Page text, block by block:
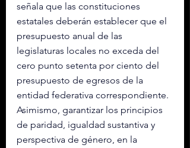
señala que las constituciones
estatales deberán establecer que el
presupuesto anual de las
legislaturas locales no exceda del
cero punto setenta por ciento del
presupuesto de egresos de la
entidad federativa correspondiente.
Asimismo, garantizar los principios
de paridad, igualdad sustantiva y
perspectiva de género, en la